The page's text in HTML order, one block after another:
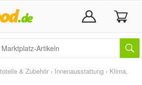
& Zubehör › Innenausstattung › Klima,